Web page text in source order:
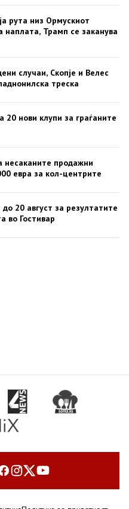
рута низ Ормускиот
наплата, Трамп се заканува
случаи, Скопје и Велес
треска
20 нови клупи за граѓаните
несаканите продажни
евра за кол-центрите
20 август за резултатите
во Гостивар